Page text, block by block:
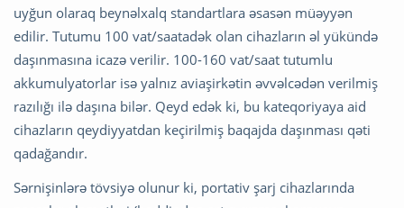
uyğun olaraq beynəlxalq standartlara əsasən müəyyən
edilir. Tutumu 100 vat/saatadək olan cihazların əl yükündə
daşınmasına icazə verilir. 100-160 vat/saat tutumlu
akkumulyatorlar isə yalnız aviaşirkətin əvvəlcədən verilmiş
razılığı ilə daşına bilər. Qeyd edək ki, bu kateqoriyaya aid
cihazların qeydiyyatdan keçirilmiş baqajda daşınması qəti
qadağandır.
Sərnişinlərə tövsiyə olunur ki, portativ şarj cihazlarında